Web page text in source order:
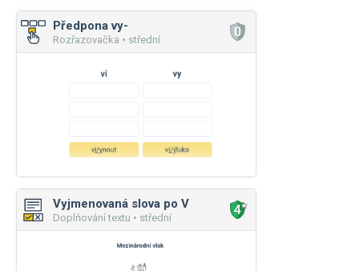
Předpona vy-
Rozřazovačka • střední
Vyjmenovaná slova po V
Doplňování textu • střední